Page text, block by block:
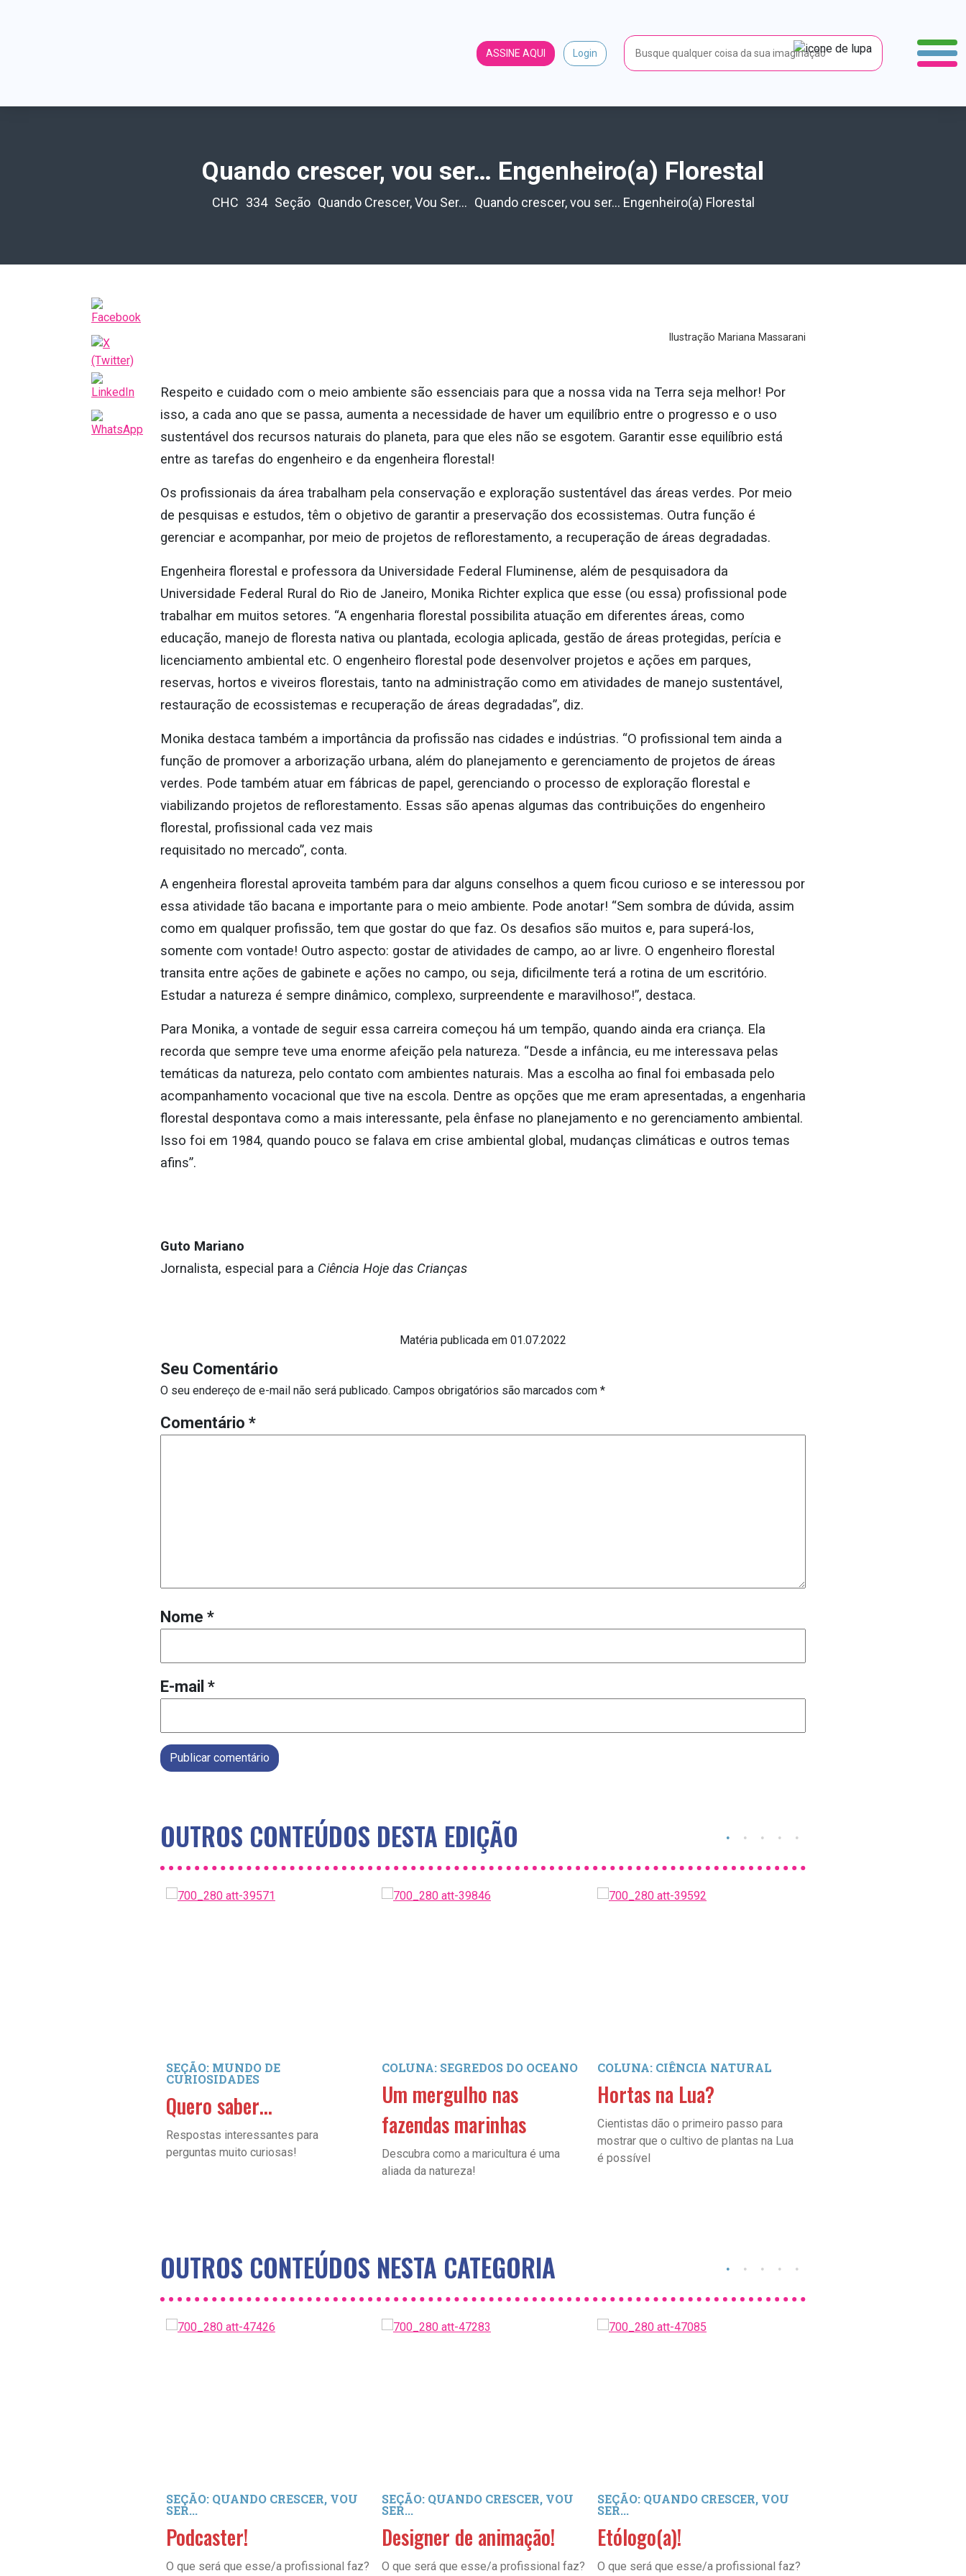
ASSINE AQUI Login
Quando crescer, vou ser… Engenheiro(a) Florestal
CHC 334 Seção Quando Crescer, Vou Ser... Quando crescer, vou ser… Engenheiro(a) Florestal
Ilustração Mariana Massarani
Respeito e cuidado com o meio ambiente são essenciais para que a nossa vida na Terra seja melhor! Por
isso, a cada ano que se passa, aumenta a necessidade de haver um equilíbrio entre o progresso e o uso
sustentável dos recursos naturais do planeta, para que eles não se esgotem. Garantir esse equilíbrio está
entre as tarefas do engenheiro e da engenheira florestal!
Os profissionais da área trabalham pela conservação e exploração sustentável das áreas verdes. Por meio
de pesquisas e estudos, têm o objetivo de garantir a preservação dos ecossistemas. Outra função é
gerenciar e acompanhar, por meio de projetos de reflorestamento, a recuperação de áreas degradadas.
Engenheira florestal e professora da Universidade Federal Fluminense, além de pesquisadora da
Universidade Federal Rural do Rio de Janeiro, Monika Richter explica que esse (ou essa) profissional pode
trabalhar em muitos setores. “A engenharia florestal possibilita atuação em diferentes áreas, como
educação, manejo de floresta nativa ou plantada, ecologia aplicada, gestão de áreas protegidas, perícia e
licenciamento ambiental etc. O engenheiro florestal pode desenvolver projetos e ações em parques,
reservas, hortos e viveiros florestais, tanto na administração como em atividades de manejo sustentável,
restauração de ecossistemas e recuperação de áreas degradadas”, diz.
Monika destaca também a importância da profissão nas cidades e indústrias. “O profissional tem ainda a
função de promover a arborização urbana, além do planejamento e gerenciamento de projetos de áreas
verdes. Pode também atuar em fábricas de papel, gerenciando o processo de exploração florestal e
viabilizando projetos de reflorestamento. Essas são apenas algumas das contribuições do engenheiro
florestal, profissional cada vez mais
requisitado no mercado”, conta.
A engenheira florestal aproveita também para dar alguns conselhos a quem ficou curioso e se interessou por
essa atividade tão bacana e importante para o meio ambiente. Pode anotar! “Sem sombra de dúvida, assim
como em qualquer profissão, tem que gostar do que faz. Os desafios são muitos e, para superá-los,
somente com vontade! Outro aspecto: gostar de atividades de campo, ao ar livre. O engenheiro florestal
transita entre ações de gabinete e ações no campo, ou seja, dificilmente terá a rotina de um escritório.
Estudar a natureza é sempre dinâmico, complexo, surpreendente e maravilhoso!”, destaca.
Para Monika, a vontade de seguir essa carreira começou há um tempão, quando ainda era criança. Ela
recorda que sempre teve uma enorme afeição pela natureza. “Desde a infância, eu me interessava pelas
temáticas da natureza, pelo contato com ambientes naturais. Mas a escolha ao final foi embasada pelo
acompanhamento vocacional que tive na escola. Dentre as opções que me eram apresentadas, a engenharia
florestal despontava como a mais interessante, pela ênfase no planejamento e no gerenciamento ambiental.
Isso foi em 1984, quando pouco se falava em crise ambiental global, mudanças climáticas e outros temas
afins”.
Guto Mariano
Jornalista, especial para a Ciência Hoje das Crianças
Matéria publicada em 01.07.2022
Seu Comentário
O seu endereço de e-mail não será publicado. Campos obrigatórios são marcados com *
Comentário *
Nome *
E-mail *
Publicar comentário
OUTROS CONTEÚDOS DESTA EDIÇÃO
SEÇÃO: MUNDO DE
CURIOSIDADES
Quero saber…
Respostas interessantes para
perguntas muito curiosas!
COLUNA: SEGREDOS DO OCEANO
Um mergulho nas
fazendas marinhas
Descubra como a maricultura é uma
aliada da natureza!
COLUNA: CIÊNCIA NATURAL
Hortas na Lua?
Cientistas dão o primeiro passo para
mostrar que o cultivo de plantas na Lua
é possível
OUTROS CONTEÚDOS NESTA CATEGORIA
SEÇÃO: QUANDO CRESCER, VOU
SER...
Podcaster!
O que será que esse/a profissional faz?
SEÇÃO: QUANDO CRESCER, VOU
SER...
Designer de animação!
O que será que esse/a profissional faz?
SEÇÃO: QUANDO CRESCER, VOU
SER...
Etólogo(a)!
O que será que esse/a profissional faz?